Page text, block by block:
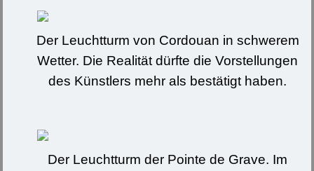
Der Leuchtturm von Cordouan in schwerem
Wetter. Die Realität dürfte die Vorstellungen
des Künstlers mehr als bestätigt haben.
Der Leuchtturm der Pointe de Grave. Im